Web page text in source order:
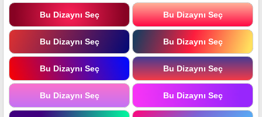
Bu Dizaynı Seç Bu Dizaynı Seç
Bu Dizaynı Seç Bu Dizaynı Seç
Bu Dizaynı Seç Bu Dizaynı Seç
Bu Dizaynı Seç Bu Dizaynı Seç